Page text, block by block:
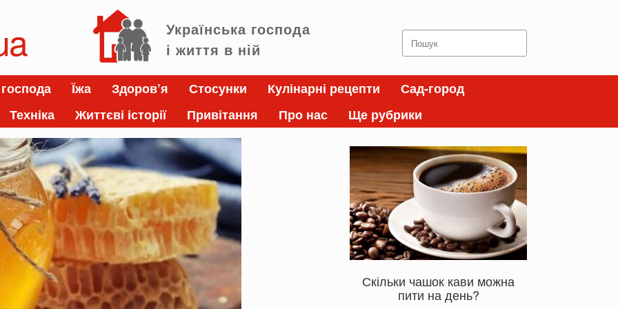
Українська господа
і життя в ній
Search
for:
Їжа Здоров’я Стосунки Кулінарні рецепти
Сад-город
Техніка Життєві історії Привітання Про нас Ще рубрики
Скільки чашок кави можна
пити на день?